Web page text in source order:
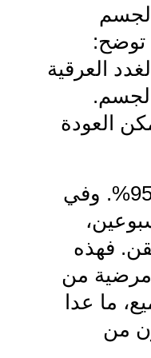
توضح:
الغدد العرقية
العودة
وتشير إلى أن نسبة نجاح العلاج تصل إلى 95%. وفي
فهذه
مرضية من
ما عدا
من